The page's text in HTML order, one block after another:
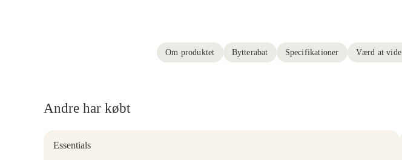
Om produktet Bytterabat Specifikationer Værd at vide
Andre har købt
Essentials